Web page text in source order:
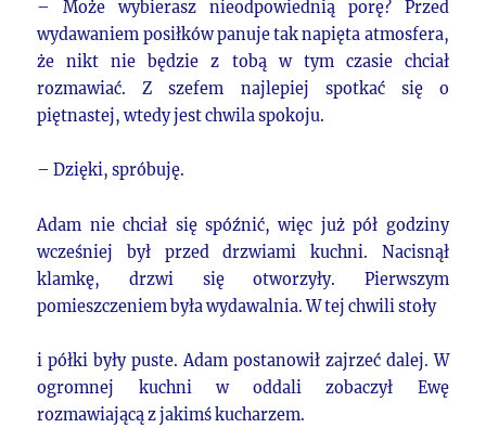
– Może wybierasz nieodpowiednią porę? Przed
wydawaniem posiłków panuje tak napięta atmosfera,
że nikt nie będzie z tobą w tym czasie chciał
rozmawiać. Z szefem najlepiej spotkać się o
piętnastej, wtedy jest chwila spokoju.
– Dzięki, spróbuję.
Adam nie chciał się spóźnić, więc już pół godziny
wcześniej był przed drzwiami kuchni. Nacisnął
klamkę, drzwi się otworzyły. Pierwszym
pomieszczeniem była wydawalnia. W tej chwili stoły
i półki były puste. Adam postanowił zajrzeć dalej. W
ogromnej kuchni w oddali zobaczył Ewę
rozmawiającą z jakimś kucharzem.